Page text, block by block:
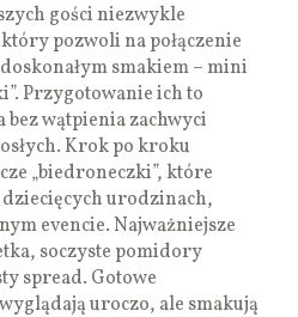
gości niezwykle
pozwoli na połączenie
smakiem – mini
Przygotowanie ich to
wątpienia zachwyci
Krok po kroku
„biedroneczki”, które
urodzinach,
evencie. Najważniejsze
soczyste pomidory
spread. Gotowe
uroczo, ale smakują